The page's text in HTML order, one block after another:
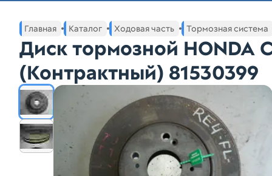
Основное меню навигации интернет-магазина
Главная Каталог Ходовая часть Тормозная система
Диск тормозной HONDA
(Контрактный) 81530399